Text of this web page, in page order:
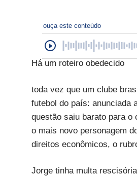
ouça este conteúdo
Há um roteiro obedecido
toda vez que um clube
futebol do país: anunciada
questão saiu barato para o
o mais novo personagem
direitos econômicos, o
Jorge tinha multa